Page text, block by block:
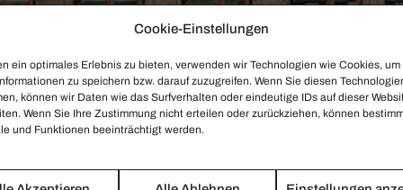
Cookie-Einstellungen
ein optimales Erlebnis zu bieten, verwenden wir Technologien wie Cookies, um
zu speichern bzw. darauf zuzugreifen. Wenn Sie diesen
können wir Daten wie das Surfverhalten oder eindeutige IDs auf dieser
Wenn Sie Ihre Zustimmung nicht erteilen oder zurückziehen, können
und Funktionen beeinträchtigt werden.
Harfe die bösen Geister seines Vorgän­gers Saul ausge­trieben